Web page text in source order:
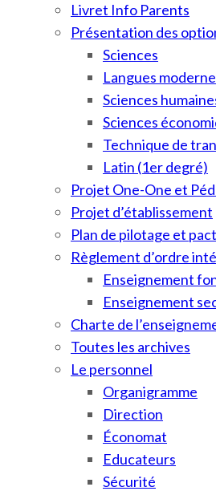
Livret Info Parents
Présentation des
Sciences
Langues
Sciences
Sciences
Technique de
Latin (1er degré)
Projet One-One et
Projet d’établissement
Plan de pilotage et
Règlement d’ordre
Enseignement
Enseignement
Charte de
Toutes les archives
Le personnel
Organigramme
Direction
Économat
Educateurs
Sécurité